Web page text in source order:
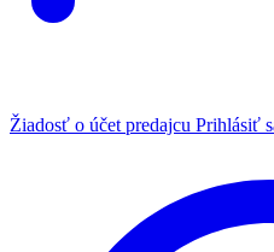
Žiadosť o účet predajcu Prihlásiť